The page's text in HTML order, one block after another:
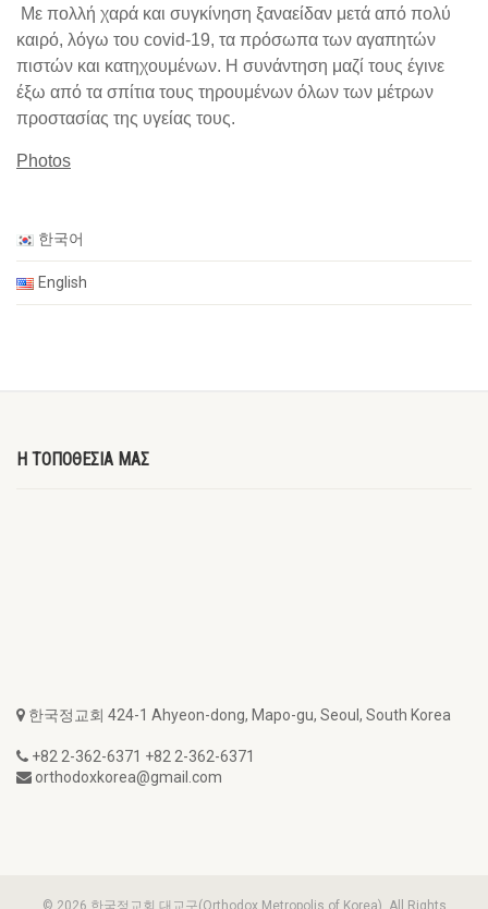
Με πολλή χαρά και συγκίνηση ξαναείδαν μετά από πολύ
καιρό, λόγω του covid-19, τα πρόσωπα των αγαπητών
πιστών και κατηχουμένων. Η συνάντηση μαζί τους έγινε
έξω από τα σπίτια τους τηρουμένων όλων των μέτρων
προστασίας της υγείας τους.
Photos
한국어
English
Η ΤΟΠΟΘΕΣΙΑ ΜΑΣ
한국정교회 424-1 Ahyeon-dong, Mapo-gu, Seoul, South Korea
+82 2-362-6371 +82 2-362-6371
orthodoxkorea@gmail.com